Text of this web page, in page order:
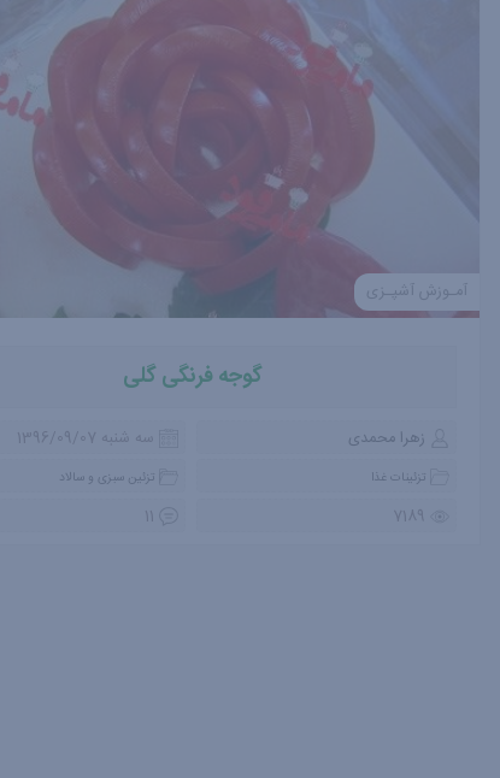
آمـوزش آشپـزی
گوجه فرنگی گلی
زهرا محمدی سه شنبه 1396/09/07
تزئینات غذا تزئین سبزی و سالاد
7189
11